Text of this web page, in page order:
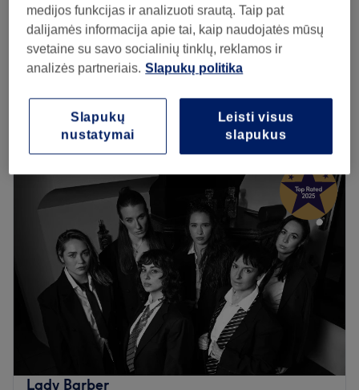
1 val 30 min - 2 val
Cheminis garbanojimas (jaunuoliams) |
Chemical perm (Youth)
1 val 25 min - 1 val 55 min
Peržiūrėti salono informaciją
Pirmadienis 09:00–22:00
Trečiadienis
09:00
22:00
Ketvirtadienis
–22:00
Penktadienis
09:00
22:00
Šeštadienis
10:00 –20:00
Sekmadienis
10:00 –20:00
Atnaujinkite savo išvaizdą Barzdočiai Barbershop, kuris
yra įsikūręs Vilniuje. Plaukų kirpimas, barzdos formavimas
ir šukuosena - tai tik kelios šio puikaus salono siūlomų
Lady Barber
medijos funkcijas ir analizuoti srautą. Taip pat
dalijamės informacija apie tai, kaip naudojatės mūsų
svetaine su savo socialinių tinklų, reklamos ir
analizės partneriais. Slapukų politika
Leisti visus
slapukus
Slapukų
nustatymai